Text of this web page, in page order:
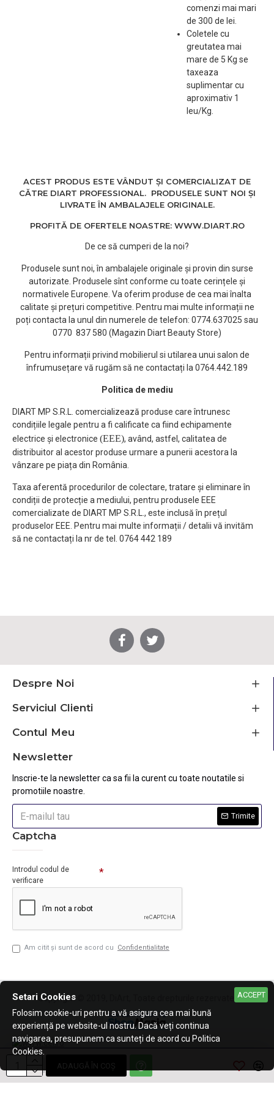
ADAUGĂ ÎN COŞ
comenzi mai mari
de 300 de lei.
Coletele cu
greutatea mai
mare de 5 Kg se
taxeaza
suplimentar cu
aproximativ 1
leu/Kg.
ACEST PRODUS ESTE VÂNDUT ȘI COMERCIALIZAT DE
CĂTRE DIART PROFESSIONAL. PRODUSELE SUNT NOI ȘI
LIVRATE ÎN AMBALAJELE ORIGINALE.
PROFITĂ DE OFERTELE NOASTRE: WWW.DIART.RO
De ce să cumperi de la noi?
Produsele sunt noi, în ambalajele originale și provin din surse
autorizate. Produsele sînt conforme cu toate cerințele și
normativele Europene. Va oferim produse de cea mai înalta
calitate și prețuri competitive. Pentru mai multe informații ne
poți contacta la unul din numerele de telefon: 0774.637025 sau
0770 837 580 (Magazin Diart Beauty Store)
Pentru informații privind mobilierul si utilarea unui salon de
înfrumusețare vă rugăm să ne contactați la 0764.442.189
Politica de mediu
DIART MP S.R.L. comercializează produse care întrunesc
condițiile legale pentru a fi calificate ca fiind echipamente
electrice și electronice (EEE), având, astfel, calitatea de
distribuitor al acestor produse urmare a punerii acestora la
vânzare pe piața din România.
Taxa aferentă procedurilor de colectare, tratare și eliminare în
condiții de protecție a mediului, pentru produsele EEE
comercializate de DIART MP S.R.L., este inclusă în prețul
produselor EEE. Pentru mai multe informații / detalii vă invităm
să ne contactați la nr de tel. 0764 442 189
Despre Noi
Serviciul Clienti
Contul Meu
Newsletter
Inscrie-te la newsletter ca sa fii la curent cu toate noutatile si
promotiile noastre.
Trimite
Captcha
Introdul codul de
verificare
Am citit şi sunt de acord cu Confidentialitate
Copyright © 2019, DiArt, Toate drepturile rezervate. ACCEPT
Setari Cookies
Folosim cookie-uri pentru a vă asigura cea mai bună
experiență pe website-ul nostru. Dacă veți continua
navigarea, presupunem ca sunteți de acord cu Politica
Cookies.